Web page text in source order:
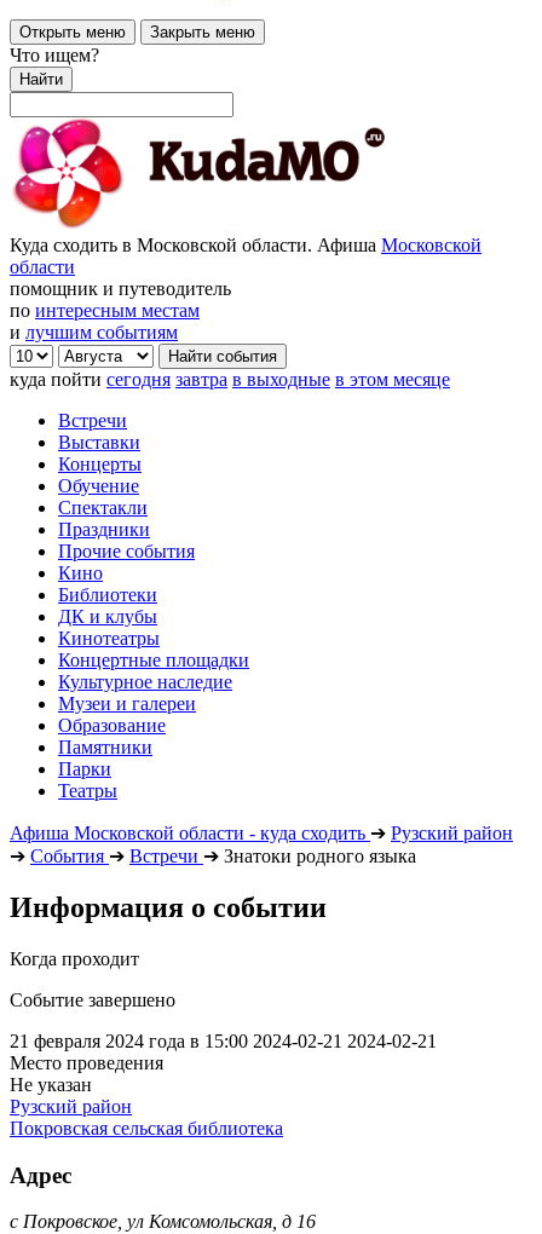
Открыть меню Закрыть меню
Что ищем?
Найти
Куда сходить в Московской области. Афиша Московской
области
помощник и путеводитель
по интересным местам
и лучшим событиям
куда пойти сегодня завтра в выходные в этом месяце
Встречи
Выставки
Концерты
Обучение
Спектакли
Праздники
Прочие события
Кино
Библиотеки
ДК и клубы
Кинотеатры
Концертные площадки
Культурное наследие
Музеи и галереи
Образование
Памятники
Парки
Театры
Афиша Московской области - куда сходить ➔ Рузский район
➔ События ➔ Встречи ➔ Знатоки родного языка
Информация о событии
Когда проходит
Событие завершено
21 февраля 2024 года в 15:00 2024-02-21 2024-02-21
Место проведения
Не указан
Рузский район
Покровская сельская библиотека
Адрес
с Покровское, ул Комсомольская, д 16